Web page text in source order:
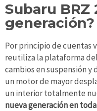
Subaru BRZ
generación?
Por principio de cuentas
reutiliza la plataforma
cambios en suspensión y
un motor de mayor
un interior totalmente
nueva generación en